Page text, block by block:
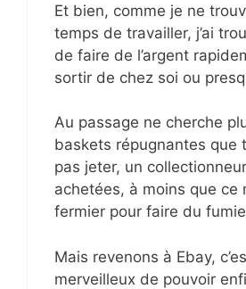
Et bien, comme je ne
temps de travailler, j’ai
de faire de l’argent
sortir de chez soi ou
Au passage ne cherche
baskets répugnantes que
pas jeter, un
achetées, à moins que ce
fermier pour faire du
Mais revenons à Ebay,
merveilleux de pouvoir